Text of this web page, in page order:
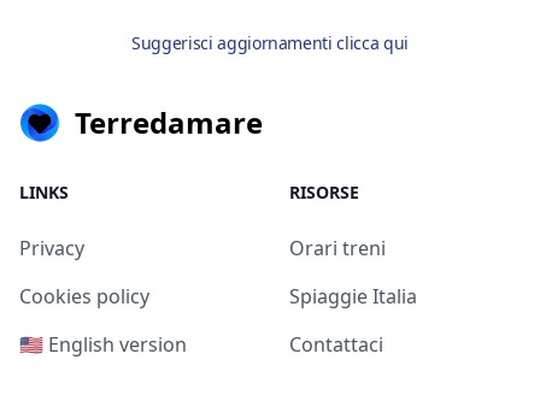
Suggerisci aggiornamenti clicca qui
Terredamare
LINKS
Privacy
Cookies policy
🇺🇸 English version
RISORSE
Orari treni
Spiaggie Italia
Contattaci